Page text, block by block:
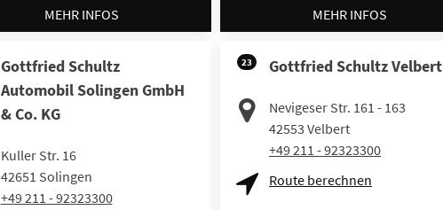
MEHR INFOS MEHR INFOS
Gottfried Schultz
Automobil Solingen GmbH
& Co. KG
Kuller Str. 16
42651 Solingen
+49 211 - 92323300
23 Gottfried Schultz Velbert
Nevigeser Str. 161 - 163
42553 Velbert
+49 211 - 92323300
Route berechnen